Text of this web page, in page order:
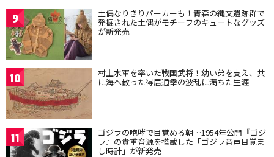
9 土偶なりきりパーカーも！青森の縄文遺跡群で
発掘された土偶がモチーフのキュートなグッズ
が新発売
10 村上水軍を率いた戦国武将！幼い弟を支え、共
に海へ散った得居通幸の波乱に満ちた生涯
11 ゴジラの咆哮で目覚める朝…1954年公開『ゴジ
ラ』の貴重音源を搭載した「ゴジラ音声目覚ま
し時計」が新発売